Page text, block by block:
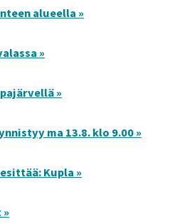
alueella »
»
»
ma 13.8. klo 9.00 »
Kupla »